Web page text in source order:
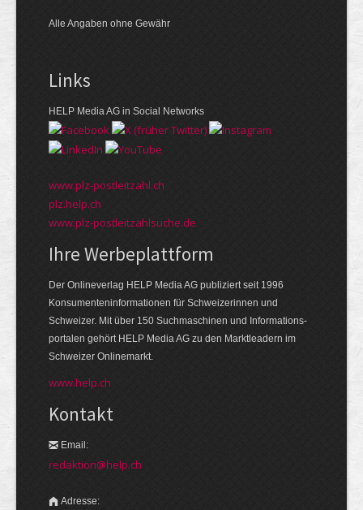
Alle Angaben ohne Gewähr
Links
HELP Media AG in Social Networks
www.plz-postleitzahl.ch
plz.help.ch
www.plz-postleitzahlsuche.de
Ihre Werbeplattform
Der Onlineverlag HELP Media AG publiziert seit 1996
Konsumenten­informationen für Schweizerinnen und
Schweizer. Mit über 150 Suchmaschinen und Informations­
portalen gehört HELP Media AG zu den Markt­leadern im
Schweizer Onlinemarkt.
www.help.ch
Kontakt
Email:
redaktion@help.ch
Adresse: